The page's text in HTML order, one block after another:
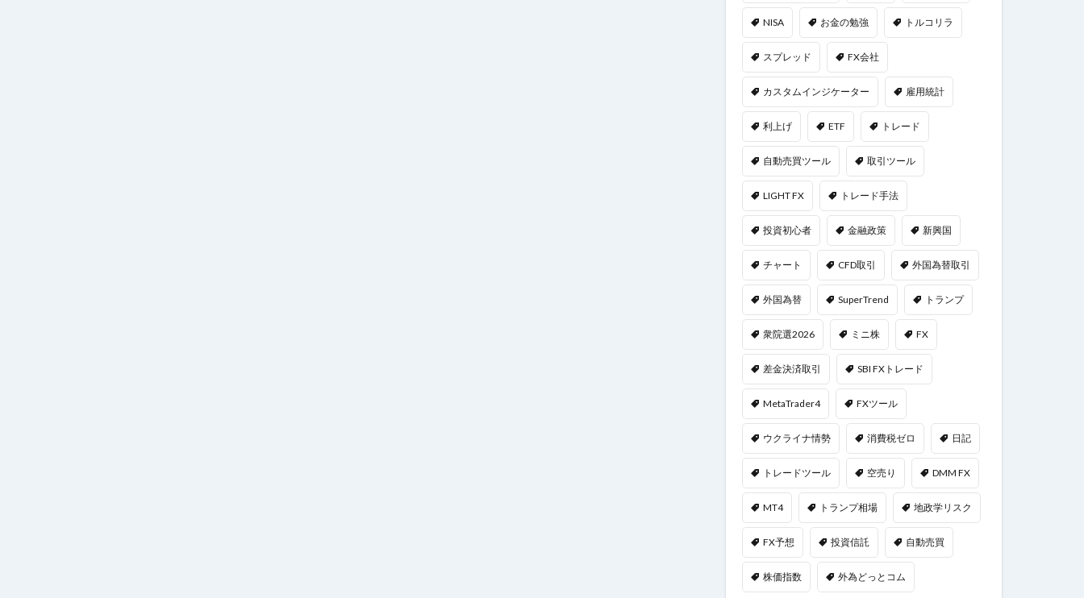
NISA お金の勉強 トルコリラ
スプレッド FX会社
カスタムインジケーター 雇用統計
利上げ ETF トレード
自動売買ツール 取引ツール
LIGHT FX トレード手法
投資初心者 金融政策 新興国
チャート CFD取引 外国為替取引
外国為替 SuperTrend トランプ
衆院選2026 ミニ株 FX
差金決済取引 SBI FXトレード
MetaTrader4 FXツール
ウクライナ情勢 消費税ゼロ 日記
トレードツール 空売り DMM FX
MT4 トランプ相場 地政学リスク
FX予想 投資信託 自動売買
株価指数 外為どっとコム